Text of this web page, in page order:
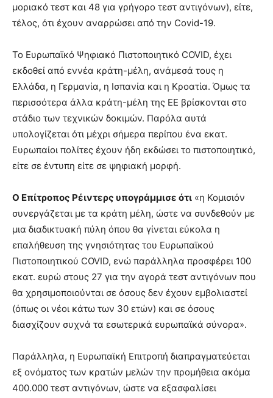
μοριακό τεστ και 48 για γρήγορο τεστ αντιγόνων), είτε,
τέλος, ότι έχουν αναρρώσει από την Covid-19.
Το Ευρωπαϊκό Ψηφιακό Πιστοποιητικό COVID, έχει
εκδοθεί από εννέα κράτη-μέλη, ανάμεσά τους η
Ελλάδα, η Γερμανία, η Ισπανία και η Κροατία. Όμως τα
περισσότερα άλλα κράτη-μέλη της ΕΕ βρίσκονται στο
στάδιο των τεχνικών δοκιμών. Παρόλα αυτά
υπολογίζεται ότι μέχρι σήμερα περίπου ένα εκατ.
Ευρωπαίοι πολίτες έχουν ήδη εκδώσει το πιστοποιητικό,
είτε σε έντυπη είτε σε ψηφιακή μορφή.
Ο Επίτροπος Ρέιντερς υπογράμμισε ότι «η Κομισιόν
συνεργάζεται με τα κράτη μέλη, ώστε να συνδεθούν με
μια διαδικτυακή πύλη όπου θα γίνεται εύκολα η
επαλήθευση της γνησιότητας του Ευρωπαϊκού
Πιστοποιητικού COVID, ενώ παράλληλα προσφέρει 100
εκατ. ευρώ στους 27 για την αγορά τεστ αντιγόνων που
θα χρησιμοποιούνται σε όσους δεν έχουν εμβολιαστεί
(όπως οι νέοι κάτω των 30 ετών) και σε όσους
διασχίζουν συχνά τα εσωτερικά ευρωπαϊκά σύνορα».
Παράλληλα, η Ευρωπαϊκή Επιτροπή διαπραγματεύεται
εξ ονόματος των κρατών μελών την προμήθεια ακόμα
400.000 τεστ αντιγόνων, ώστε να εξασφαλίσει